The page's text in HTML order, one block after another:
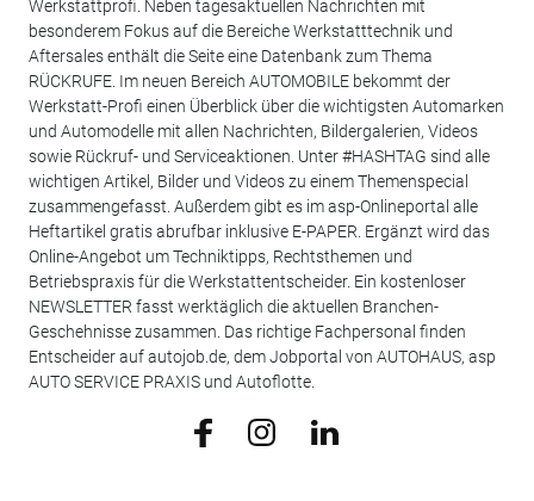
Werkstattprofi. Neben tagesaktuellen Nachrichten mit
besonderem Fokus auf die Bereiche Werkstatttechnik und
Aftersales enthält die Seite eine Datenbank zum Thema
RÜCKRUFE. Im neuen Bereich AUTOMOBILE bekommt der
Werkstatt-Profi einen Überblick über die wichtigsten Automarken
und Automodelle mit allen Nachrichten, Bildergalerien, Videos
sowie Rückruf- und Serviceaktionen. Unter #HASHTAG sind alle
wichtigen Artikel, Bilder und Videos zu einem Themenspecial
zusammengefasst. Außerdem gibt es im asp-Onlineportal alle
Heftartikel gratis abrufbar inklusive E-PAPER. Ergänzt wird das
Online-Angebot um Techniktipps, Rechtsthemen und
Betriebspraxis für die Werkstattentscheider. Ein kostenloser
NEWSLETTER fasst werktäglich die aktuellen Branchen-
Geschehnisse zusammen. Das richtige Fachpersonal finden
Entscheider auf autojob.de, dem Jobportal von AUTOHAUS, asp
AUTO SERVICE PRAXIS und Autoflotte.